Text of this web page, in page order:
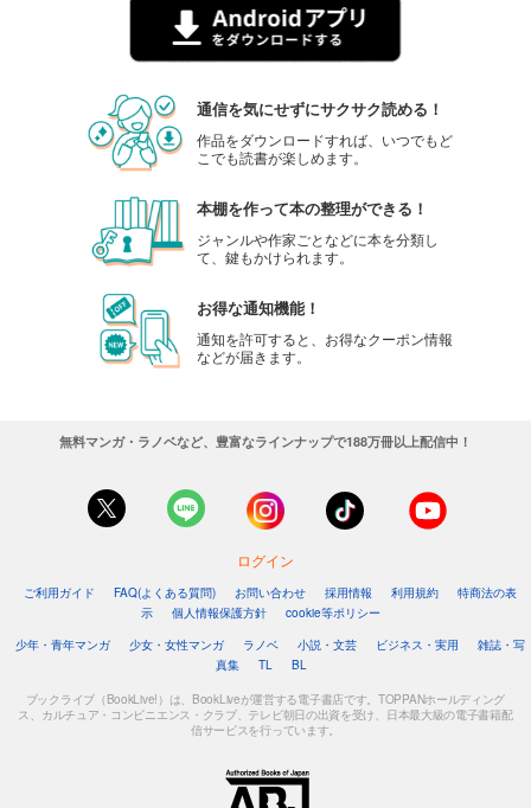
通信を気にせずにサクサク読める！
作品をダウンロードすれば、いつでもど
こでも読書が楽しめます。
本棚を作って本の整理ができる！
ジャンルや作家ごとなどに本を分類し
て、鍵もかけられます。
お得な通知機能！
通知を許可すると、お得なクーポン情報
などが届きます。
無料マンガ・ラノベなど、豊富なラインナップで188万冊以上配信中！
ログイン
ご利用ガイド FAQ(よくある質問) お問い合わせ 採用情報 利用規約
特商法の表
示
個人情報保護方針
cookie等ポリシー
少年・青年マンガ
少女・女性マンガ ラノベ 小説・文芸 ビジネス・実用
雑誌・写
真集
TL BL
ブックライブ（BookLive!）は、BookLiveが運営する電子書店です。TOPPANホールディング
ス、カルチュア・コンビニエンス・クラブ、テレビ朝日の出資を受け、日本最大級の電子書籍配
信サービスを行っています。